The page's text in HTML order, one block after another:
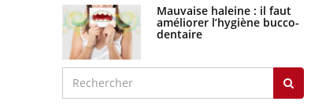
Mauvaise haleine : il faut
améliorer l’hygiène bucco-
dentaire